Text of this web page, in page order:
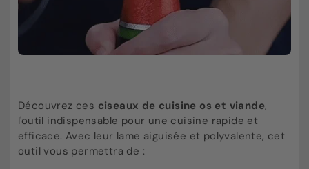
Découvrez ces ciseaux de cuisine os et viande,
l'outil indispensable pour une cuisine rapide et
efficace. Avec leur lame aiguisée et polyvalente, cet
outil vous permettra de :